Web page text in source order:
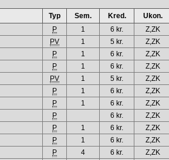
Typ Sem. Kred.
Ukon.
P 1 6 kr.
Z,ZK
PV 1 5 kr.
Z,ZK
P 1 6 kr.
Z,ZK
P 1 6 kr.
Z,ZK
PV 1 5 kr.
Z,ZK
P 1 6 kr.
Z,ZK
P 1 6 kr.
Z,ZK
P 6 kr.
Z,ZK
P 1 6 kr.
Z,ZK
P 1 6 kr.
Z,ZK
P 4 6 kr.
Z,ZK